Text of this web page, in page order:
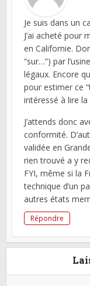
Je suis dans un
J’ai acheté pour
en Californie.
“sur…”) par
légaux. Encore
pour estimer ce
intéressé à lire
J’attends donc
conformité.
validée en
rien trouvé a y
FYI, même si la
technique d’un
autres états
Répondre